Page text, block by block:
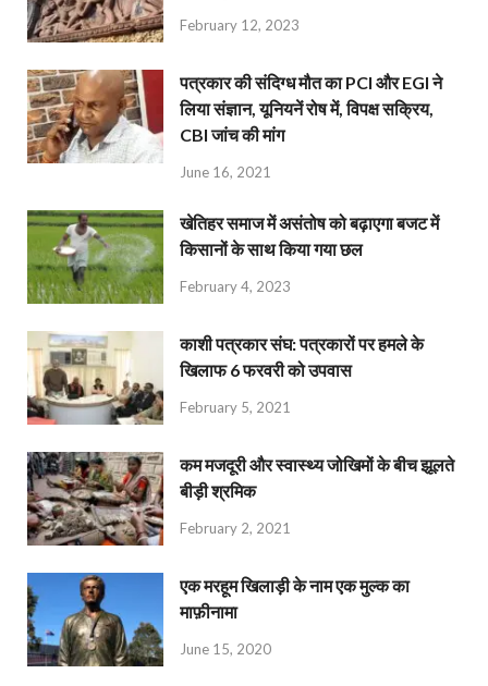
February 12, 2023
पत्रकार की संदिग्ध मौत का PCI और EGI ने
लिया संज्ञान, यूनियनें रोष में, विपक्ष सक्रिय,
CBI जांच की मांग
June 16, 2021
खेतिहर समाज में असंतोष को बढ़ाएगा बजट में
किसानों के साथ किया गया छल
February 4, 2023
काशी पत्रकार संघ: पत्रकारों पर हमले के
खिलाफ 6 फरवरी को उपवास
February 5, 2021
कम मजदूरी और स्वास्थ्य जोखिमों के बीच झूलते
बीड़ी श्रमिक
February 2, 2021
एक मरहूम खिलाड़ी के नाम एक मुल्क का
माफ़ीनामा
June 15, 2020